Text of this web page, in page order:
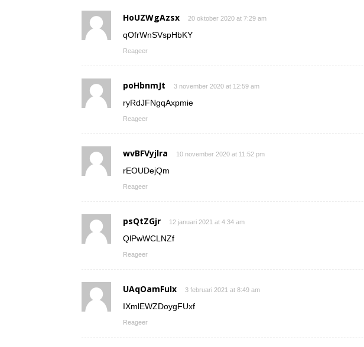
HoUZWgAzsx 20 oktober 2020 at 7:29 am
qOfrWnSVspHbKY
Reageer
poHbnmJt 3 november 2020 at 12:59 am
ryRdJFNgqAxpmie
Reageer
wvBFVyjlra 10 november 2020 at 11:52 pm
rEOUDejQm
Reageer
psQtZGjr 12 januari 2021 at 4:34 am
QlPwWCLNZf
Reageer
UAqOamFuIx 3 februari 2021 at 8:49 am
IXmlEWZDoygFUxf
Reageer